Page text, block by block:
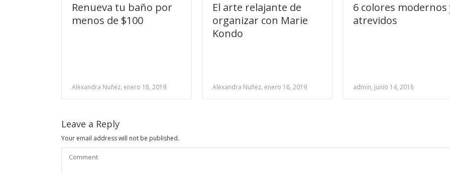
Renueva tu baño por
menos de $100
Alexandra Nuñez, enero 18, 2019
El arte relajante de
organizar con Marie
Kondo
Alexandra Nuñez, enero 16, 2019
6 colores modernos
atrevidos
admin, junio 14, 2018
Leave a Reply
Your email address will not be published.